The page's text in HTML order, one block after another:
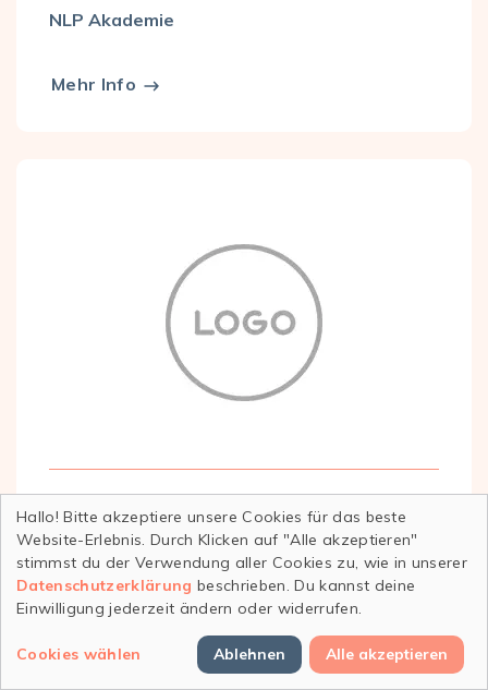
NLP Akademie
Mehr Info
Wien
Österreichisches Institut für ganzheitliche
Therapie - ÖIGT
Hallo! Bitte akzeptiere unsere Cookies für das beste
Website-Erlebnis. Durch Klicken auf "Alle akzeptieren"
stimmst du der Verwendung aller Cookies zu, wie in unserer
Datenschutzerklärung beschrieben. Du kannst deine
Einwilligung jederzeit ändern oder widerrufen.
Cookies wählen Ablehnen Alle akzeptieren